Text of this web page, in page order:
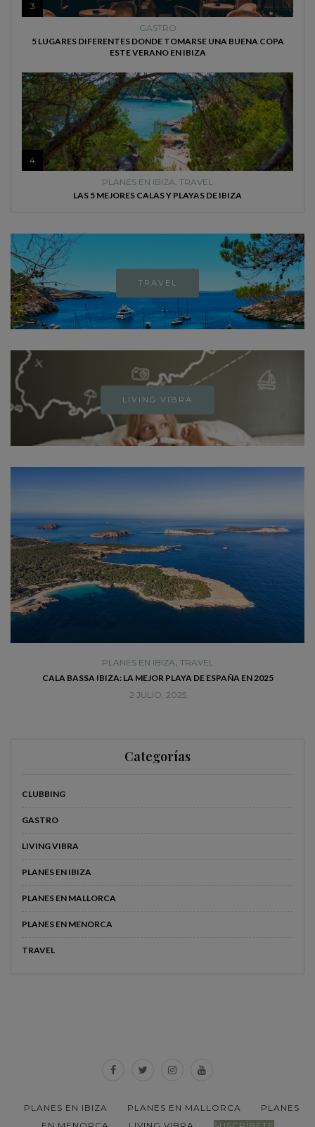
3
GASTRO
5 LUGARES DIFERENTES DONDE TOMARSE UNA BUENA COPA
ESTE VERANO EN IBIZA
4
PLANES EN IBIZA, TRAVEL
LAS 5 MEJORES CALAS Y PLAYAS DE IBIZA
TRAVEL
LIVING VIBRA
PLANES EN IBIZA, TRAVEL
CALA BASSA IBIZA: LA MEJOR PLAYA DE ESPAÑA EN 2025
2 JULIO, 2025
Categorías
CLUBBING
GASTRO
LIVING VIBRA
PLANES EN IBIZA
PLANES EN MALLORCA
PLANES EN MENORCA
TRAVEL
PLANES EN IBIZA PLANES EN MALLORCA
PLANES